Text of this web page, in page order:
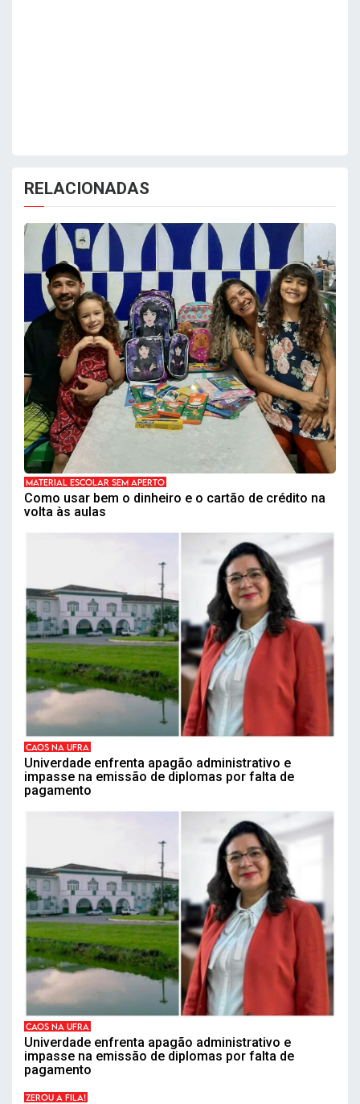
RELACIONADAS
MATERIAL ESCOLAR SEM APERTO
Como usar bem o dinheiro e o cartão de crédito na
volta às aulas
CAOS NA UFRA
Univerdade enfrenta apagão administrativo e
impasse na emissão de diplomas por falta de
pagamento
CAOS NA UFRA
Univerdade enfrenta apagão administrativo e
impasse na emissão de diplomas por falta de
pagamento
ZEROU A FILA!